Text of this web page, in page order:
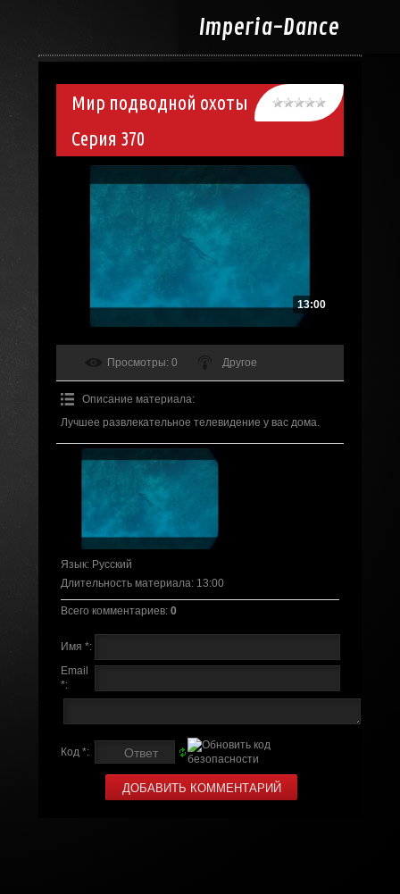
Imperia-Dance
Мир подводной охоты
Серия 370
13:00
Просмотры: 0 Другое
Описание материала:
Лучшее развлекательное телевидение у вас дома.
Язык: Русский
Длительность материала: 13:00
Всего комментариев: 0
Имя *:
Email
*:
Код *: